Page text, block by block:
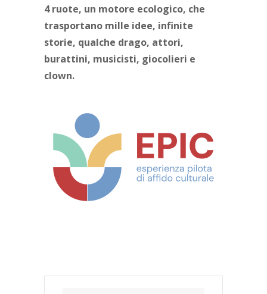
4 ruote, un motore ecologico, che
trasportano mille idee, infinite
storie, qualche drago, attori,
burattini, musicisti, giocolieri e
clown.